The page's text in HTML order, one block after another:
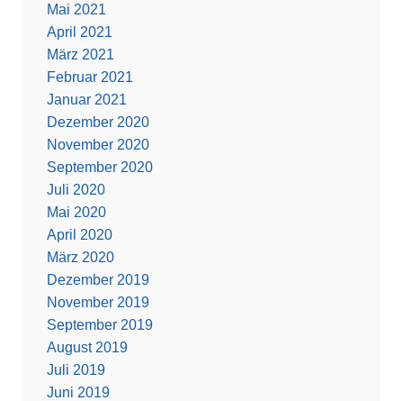
Mai 2021
April 2021
März 2021
Februar 2021
Januar 2021
Dezember 2020
November 2020
September 2020
Juli 2020
Mai 2020
April 2020
März 2020
Dezember 2019
November 2019
September 2019
August 2019
Juli 2019
Juni 2019